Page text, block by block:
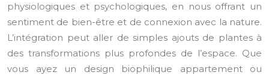
physiologiques et psychologiques, en nous offrant un
sentiment de bien-être et de connexion avec la nature.
L’intégration peut aller de simples ajouts de plantes à
des transformations plus profondes de l’espace. Que
vous ayez un design biophilique appartement ou